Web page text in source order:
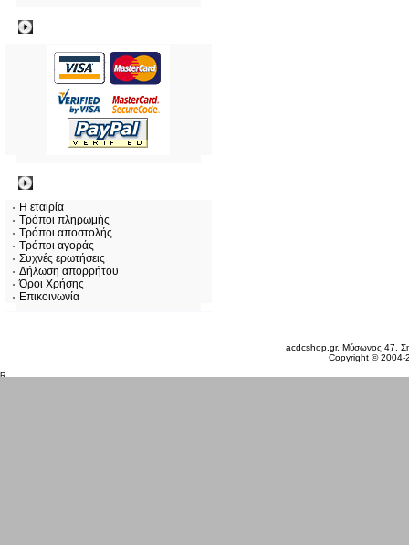
Η εταιρία
Τρόποι πληρωμής
Τρόποι αποστολής
Τρόποι αγοράς
Συχνές ερωτήσεις
Δήλωση απορρήτου
Όροι Χρήσης
Επικοινωνία
acdcshop.gr, Μύσωνος 47,
Copyright ©